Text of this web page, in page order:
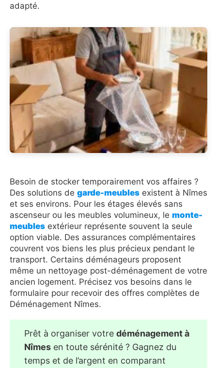
adapté.
Besoin de stocker temporairement vos affaires ?
Des solutions de garde-meubles existent à Nîmes
et ses environs. Pour les étages élevés sans
ascenseur ou les meubles volumineux, le monte-
meubles extérieur représente souvent la seule
option viable. Des assurances complémentaires
couvrent vos biens les plus précieux pendant le
transport. Certains déménageurs proposent
même un nettoyage post-déménagement de votre
ancien logement. Précisez vos besoins dans le
formulaire pour recevoir des offres complètes de
Déménagement Nîmes.
Prêt à organiser votre déménagement à
Nîmes en toute sérénité ? Gagnez du
temps et de l’argent en comparant